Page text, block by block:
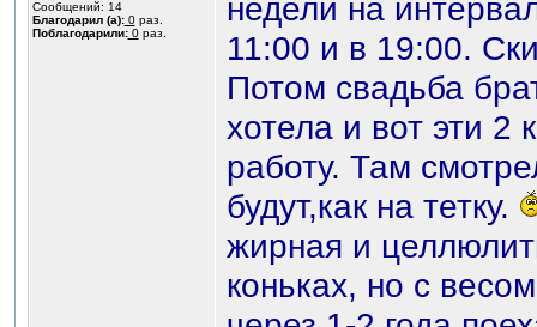
Сообщений: 14
Благодарил (а):0раз.
Поблагодарили:0раз.
недели на
11:00 и в 19:00.
Потом свадьба
хотела и вот эти 2
работу. Там
будут,как на тетку.
жирная и
коньках, но с